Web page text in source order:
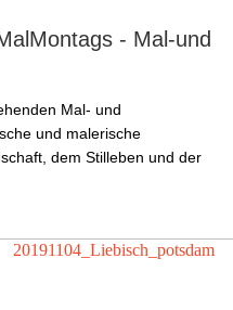
- Mal-und
Mal- und
und malerische
dem Stilleben und der